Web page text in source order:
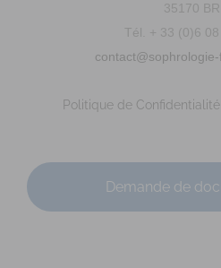
35170
Tél. + 33 (0)6
Politique de
Demande de